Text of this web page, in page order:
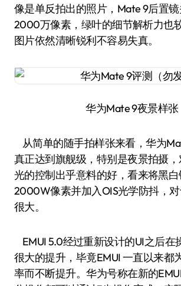
像是单反拍出的照片，Mate 9后置
2000万像素，绿叶的细节解析力也
图片依然清晰锐利不容易失真。
华为Mate 9夜景样张
从简单的随手拍样张来看，华为
真正达到旗舰级，特别是夜景拍摄
光的控制出乎意料的好，看来将黑
2000W像素并加入OIS光学防抖，
很大。
EMUI 5.0经过重新设计的UI之后在
很大的提升，毕竟EMUI 一直以来都
率而不断提升。华为号称在新的